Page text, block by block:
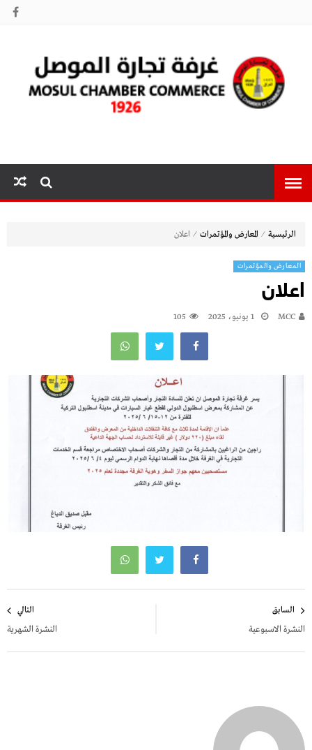
الموصل
الرئيسية ⁄ المعارض والمؤتمرات ⁄ اعلان
المعارض والمؤتمرات
اعلان
MCC 1 يونيو، 2025 105
المقالات
السابق
النشرة الاسبوعية
التالي
النشرة الشهرية